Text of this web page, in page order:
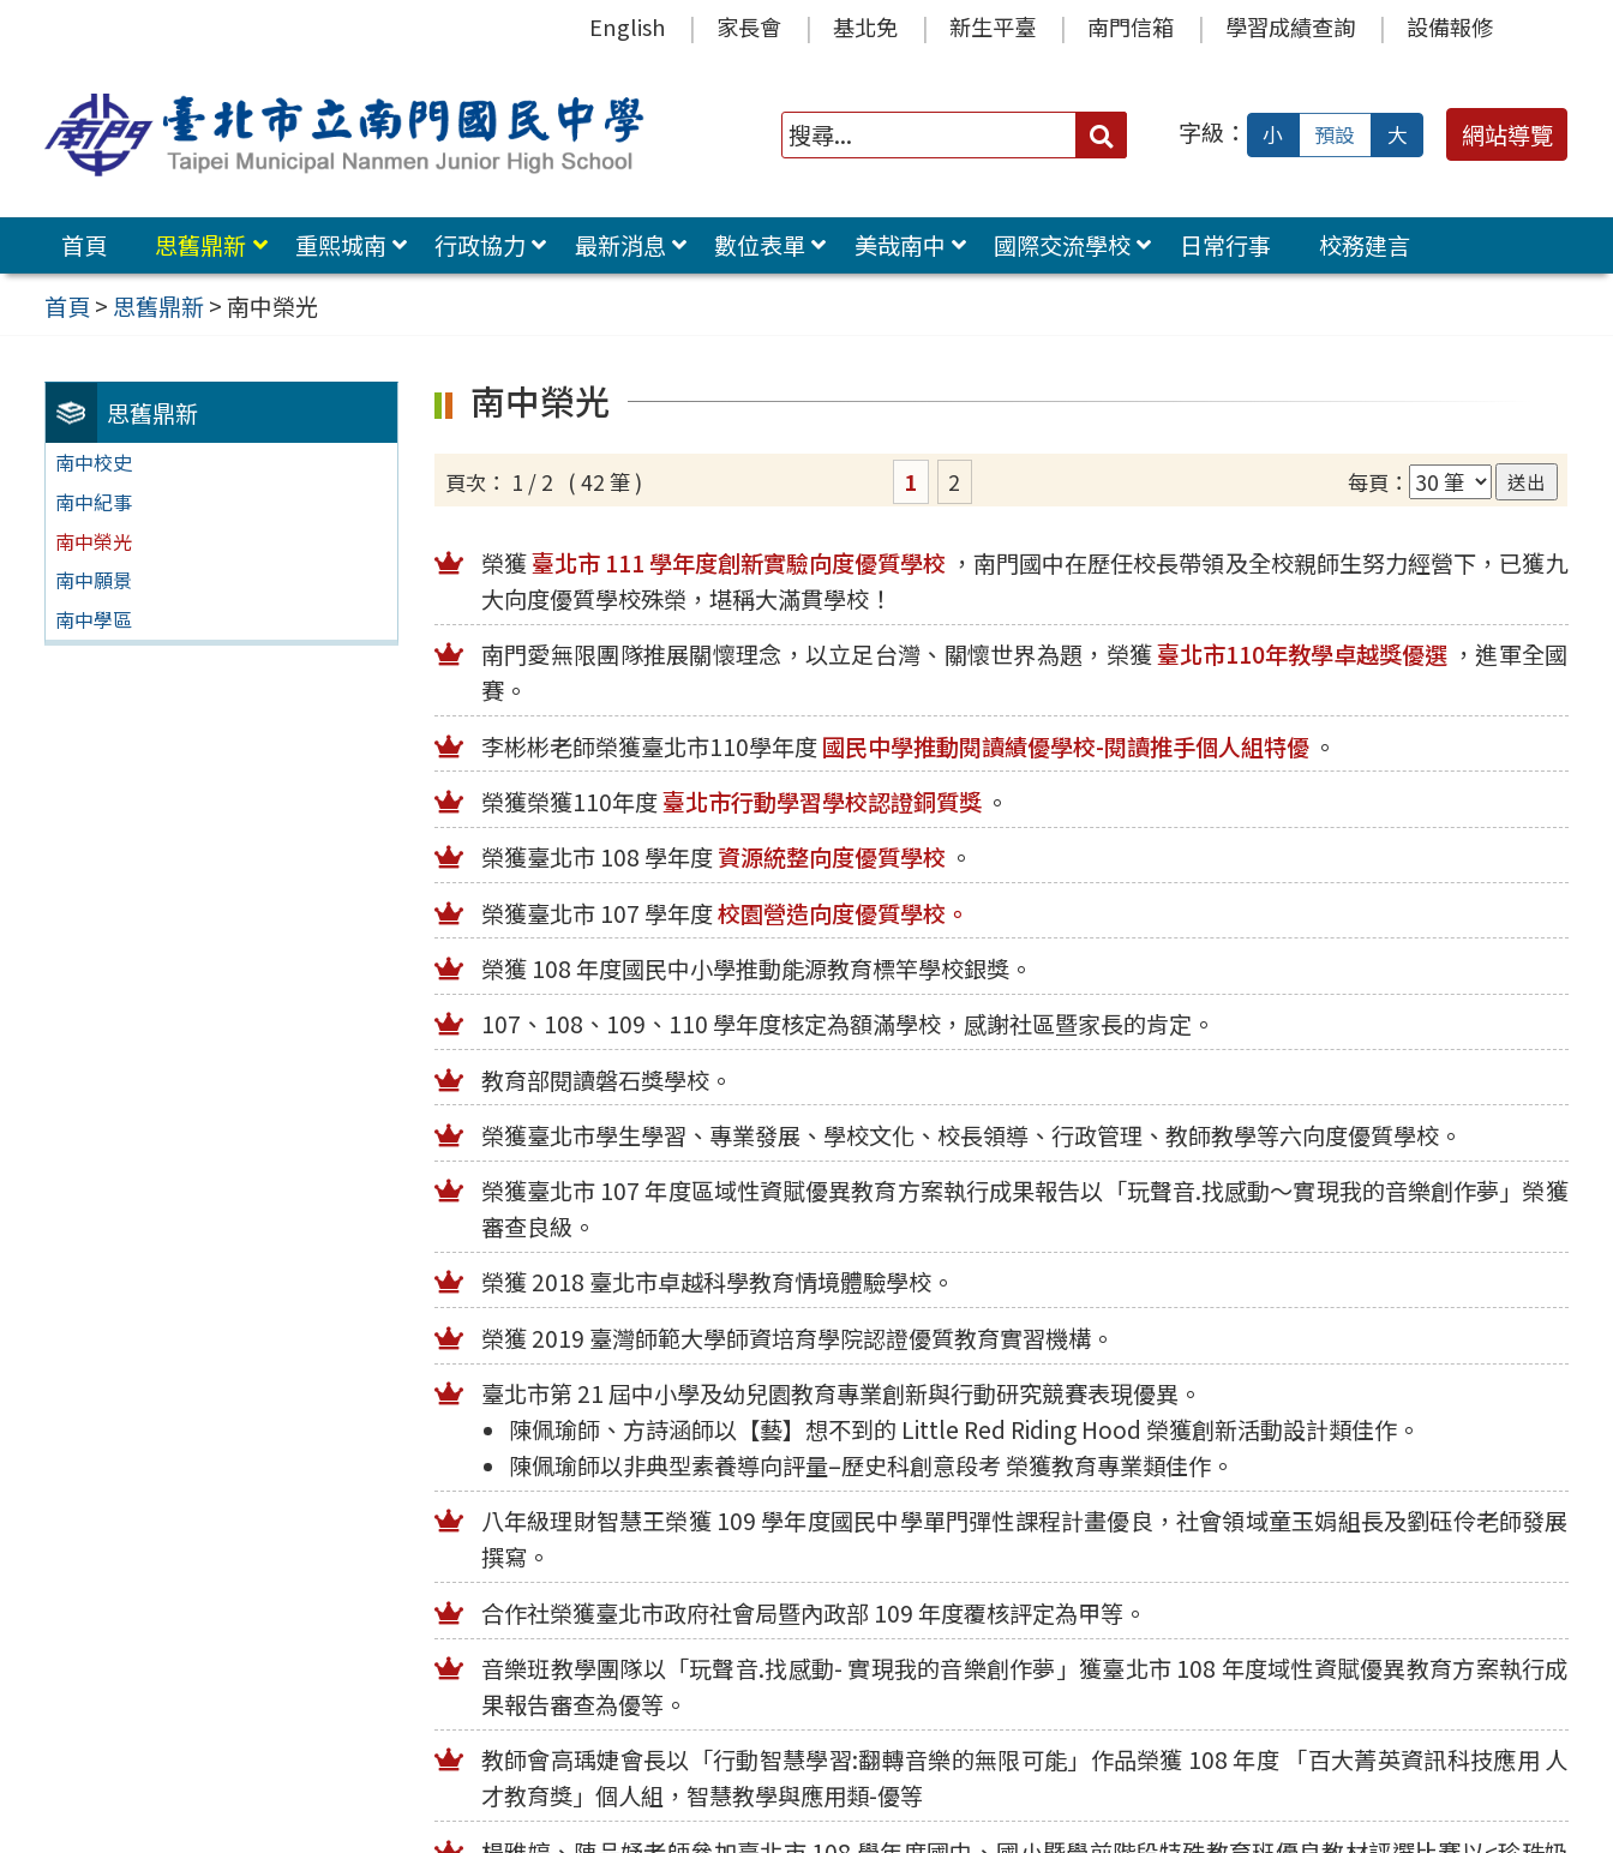
容
區
English 家長會 基北免 新生平臺 南門信箱 學習成績查詢 設備報修
搜
字級： 小 預設 大 網站導覽
首頁 思舊鼎新 重熙城南 行政協力 最新消息 數位表單 美哉南中 國際交流學校 日常行事
校務建言
首頁 > 思舊鼎新>南中榮光
思舊鼎新
南中校史
南中紀事
南中榮光
南中願景
南中學區
南中榮光
頁次： 1 / 2 ( 42 筆 ) 1 2 每頁： 送出
榮獲臺北市 111 學年度創新實驗向度優質學校 ，南門國中在歷任校長帶領及全校親師生努力經營下，已獲九
大向度優質學校殊榮，堪稱大滿貫學校！
南門愛無限團隊推展關懷理念，以立足台灣、關懷世界為題，榮獲臺北市110年教學卓越獎優選 ，進軍全國
賽。
李彬彬老師榮獲臺北市110學年度國民中學推動閱讀績優學校-閱讀推手個人組特優 。
榮獲榮獲110年度臺北市行動學習學校認證銅質獎 。
榮獲臺北市 108 學年度資源統整向度優質學校 。
榮獲臺北市 107 學年度校園營造向度優質學校。
榮獲 108 年度國民中小學推動能源教育標竿學校銀獎。
107、108、109、110 學年度核定為額滿學校，感謝社區暨家長的肯定。
教育部閱讀磐石獎學校。
榮獲臺北市學生學習、專業發展、學校文化、校長領導、行政管理、教師教學等六向度優質學校。
榮獲臺北市 107 年度區域性資賦優異教育方案執行成果報告以「玩聲音.找感動～實現我的音樂創作夢」榮獲
審查良級。
榮獲 2018 臺北市卓越科學教育情境體驗學校。
榮獲 2019 臺灣師範大學師資培育學院認證優質教育實習機構。
臺北市第 21 屆中小學及幼兒園教育專業創新與行動研究競賽表現優異。
陳佩瑜師、方詩涵師以【藝】想不到的 Little Red Riding Hood 榮獲創新活動設計類佳作。
陳佩瑜師以非典型素養導向評量–歷史科創意段考 榮獲教育專業類佳作。
八年級理財智慧王榮獲 109 學年度國民中學單門彈性課程計畫優良，社會領域童玉娟組長及劉砡伶老師發展
撰寫。
合作社榮獲臺北市政府社會局暨內政部 109 年度覆核評定為甲等。
音樂班教學團隊以「玩聲音.找感動- 實現我的音樂創作夢」獲臺北市 108 年度域性資賦優異教育方案執行成
果報告審查為優等。
教師會高瑀婕會長以「行動智慧學習:翻轉音樂的無限可能」作品榮獲 108 年度 「百大菁英資訊科技應用 人
才教育獎」個人組，智慧教學與應用類-優等